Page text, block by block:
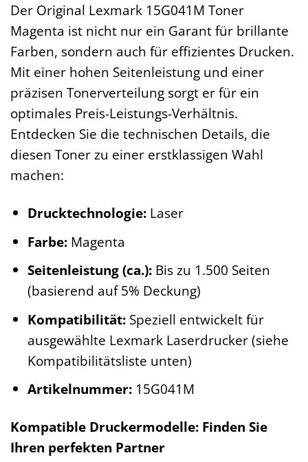
Der Original Lexmark 15G041M Toner
Magenta ist nicht nur ein Garant für brillante
Farben, sondern auch für effizientes Drucken.
Mit einer hohen Seitenleistung und einer
präzisen Tonerverteilung sorgt er für ein
optimales Preis-Leistungs-Verhältnis.
Entdecken Sie die technischen Details, die
diesen Toner zu einer erstklassigen Wahl
machen:
Drucktechnologie:Laser
Farbe:Magenta
Seitenleistung (ca.):Bis zu 1.500 Seiten
(basierend auf 5% Deckung)
Kompatibilität:Speziell entwickelt für
ausgewählte Lexmark Laserdrucker (siehe
Kompatibilitätsliste unten)
Artikelnummer:15G041M
Kompatible Druckermodelle: Finden Sie
Ihren perfekten Partner